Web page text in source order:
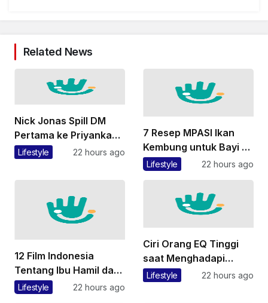
Related News
Nick Jonas Spill DM
Pertama ke Priyanka
Chopra
Lifestyle 22 hours ago
7 Resep MPASI Ikan
Kembung untuk Bayi 6
Bulan ke Atas, Bergizi
Lifestyle 22 hours ago
12 Film Indonesia
Tentang Ibu Hamil dan
Kisah Melahirkan
Lifestyle 22 hours ago
Ciri Orang EQ Tinggi
saat Menghadapi
Orang yang Bersikap
Lifestyle 22 hours ago